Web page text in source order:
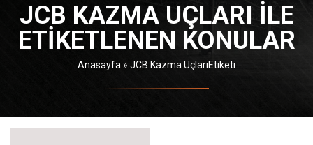
JCB KAZMA UÇLARI ILE
ETIKETLENEN KONULAR
Anasayfa » JCB Kazma UçlarıEtiketi